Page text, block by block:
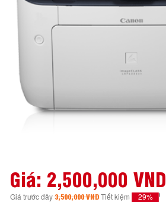
Giá: 2,500,000 VND
Giá trước đây3,500,000 VNDTiết kiệm 29%